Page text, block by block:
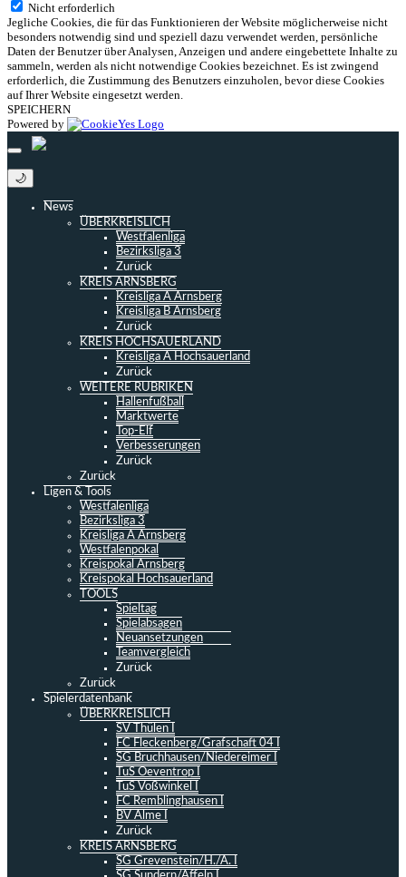
Nicht erforderlich
Jegliche Cookies, die für das Funktionieren der Website möglicherweise nicht
besonders notwendig sind und speziell dazu verwendet werden, persönliche
Daten der Benutzer über Analysen, Anzeigen und andere eingebettete Inhalte zu
sammeln, werden als nicht notwendige Cookies bezeichnet. Es ist zwingend
erforderlich, die Zustimmung des Benutzers einzuholen, bevor diese Cookies
auf Ihrer Website eingesetzt werden.
SPEICHERN
Powered by
🌙
News
ÜBERKREISLICH
Westfalenliga
Bezirksliga 3
Zurück
KREIS ARNSBERG
Kreisliga A Arnsberg
Kreisliga B Arnsberg
Zurück
KREIS HOCHSAUERLAND
Kreisliga A Hochsauerland
Zurück
WEITERE RUBRIKEN
Hallenfußball
Marktwerte
Top-Elf
Verbesserungen
Zurück
Zurück
Ligen & Tools
Westfalenliga
Bezirksliga 3
Kreisliga A Arnsberg
Westfalenpokal
Kreispokal Arnsberg
Kreispokal Hochsauerland
TOOLS
Spieltag
Spielabsagen
Neuansetzungen
Teamvergleich
Zurück
Zurück
Spielerdatenbank
ÜBERKREISLICH
SV Thülen I
FC Fleckenberg/Grafschaft 04 I
SG Bruchhausen/Niedereimer I
TuS Oeventrop I
TuS Voßwinkel I
FC Remblinghausen I
BV Alme I
Zurück
KREIS ARNSBERG
SG Grevenstein/H./A. I